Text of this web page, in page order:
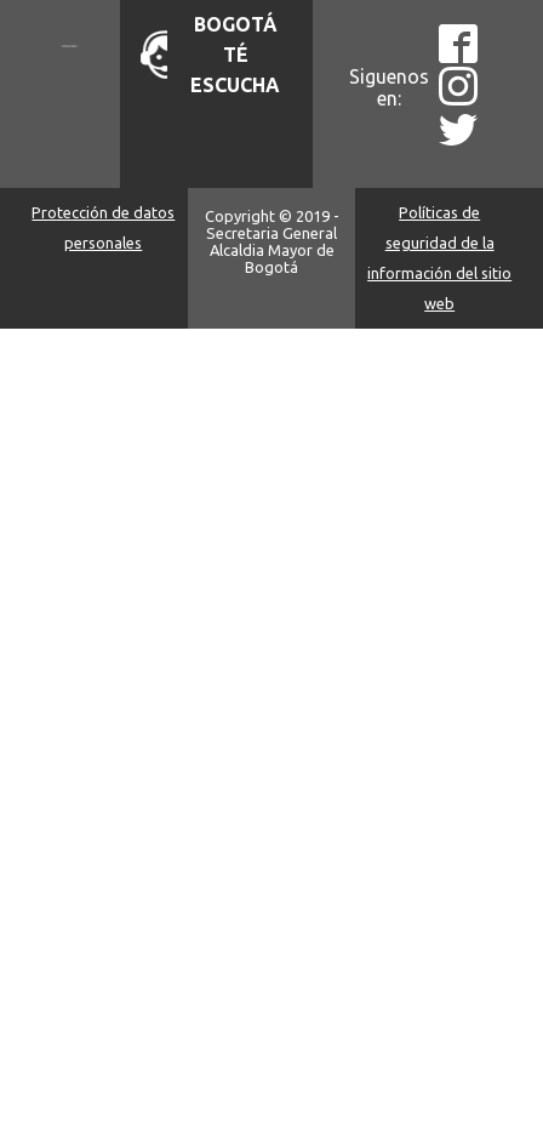
BOGOTÁ
TÉ
ESCUCHA
Siguenos
en:
Protección de datos
personales
Copyright © 2019 -
Secretaria General
Alcaldia Mayor de
Bogotá
Políticas de
seguridad de la
información del sitio
web